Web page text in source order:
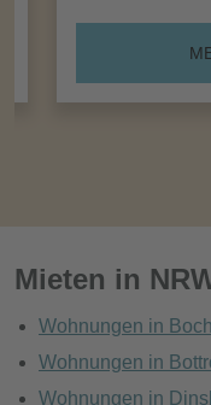
Mieten in
Wohnungen in
Wohnungen in
Wohnungen in